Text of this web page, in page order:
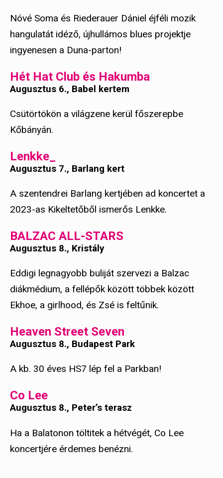
Nóvé Soma és Riederauer Dániel éjféli mozik
hangulatát idéző, újhullámos blues projektje
ingyenesen a Duna-parton!
Hét Hat Club és Hakumba
Augusztus 6., Babel kertem
Csütörtökön a világzene kerül főszerepbe
Kőbányán.
Lenkke_
Augusztus 7., Barlang kert
A szentendrei Barlang kertjében ad koncertet a
2023-as Kikeltetőből ismerős Lenkke.
BALZAC ALL-STARS
Augusztus 8., Kristály
Eddigi legnagyobb buliját szervezi a Balzac
diákmédium, a fellépők között többek között
Ekhoe, a girlhood, és Zsé is feltűnik.
Heaven Street Seven
Augusztus 8., Budapest Park
A kb. 30 éves HS7 lép fel a Parkban!
Co Lee
Augusztus 8., Peter’s terasz
Ha a Balatonon töltitek a hétvégét, Co Lee
koncertjére érdemes benézni.